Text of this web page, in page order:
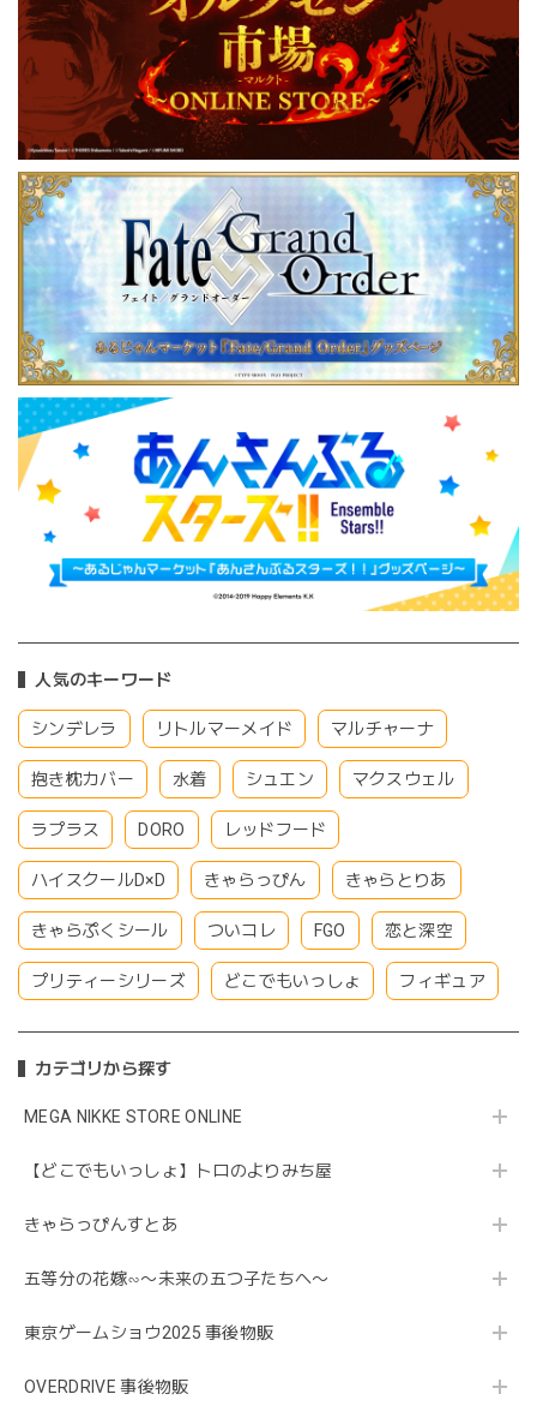
人気のキーワード
シンデレラ リトルマーメイド マルチャーナ
抱き枕カバー 水着 シュエン マクスウェル
ラプラス DORO レッドフード
ハイスクールD×D きゃらっぴん きゃらとりあ
きゃらぷくシール ついコレ FGO 恋と深空
プリティーシリーズ どこでもいっしょ フィギュア
カテゴリから探す
MEGA NIKKE STORE ONLINE
【どこでもいっしょ】トロのよりみち屋
きゃらっぴんすとあ
五等分の花嫁∽〜未来の五つ子たちへ〜
東京ゲームショウ2025 事後物販
OVERDRIVE 事後物販